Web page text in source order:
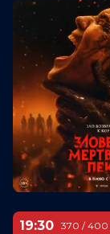
19:30 370 / 400